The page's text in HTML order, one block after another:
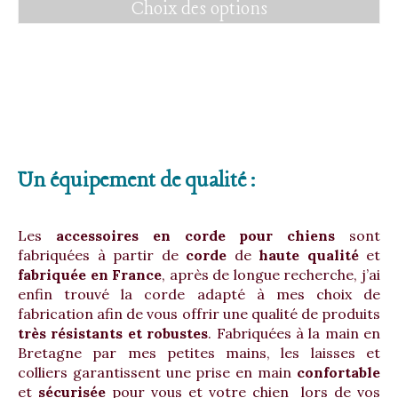
prix :
Choix des options
peuvent
être
sur
page
du
produit
Un équipement de qualité :
Les accessoires en corde pour chiens sont
fabriquées à partir de corde de haute qualitéet
fabriquée en France, après de longue recherche, j’ai
enfin trouvé la corde adapté à mes choix de
fabrication afin de vous offrir une qualité de produits
très résistants et robustes. Fabriquées à la main en
Bretagne par mes petites mains, les laisses et
colliers garantissent une prise en main confortable
et sécurisée pour vous et votre chien lors de vos